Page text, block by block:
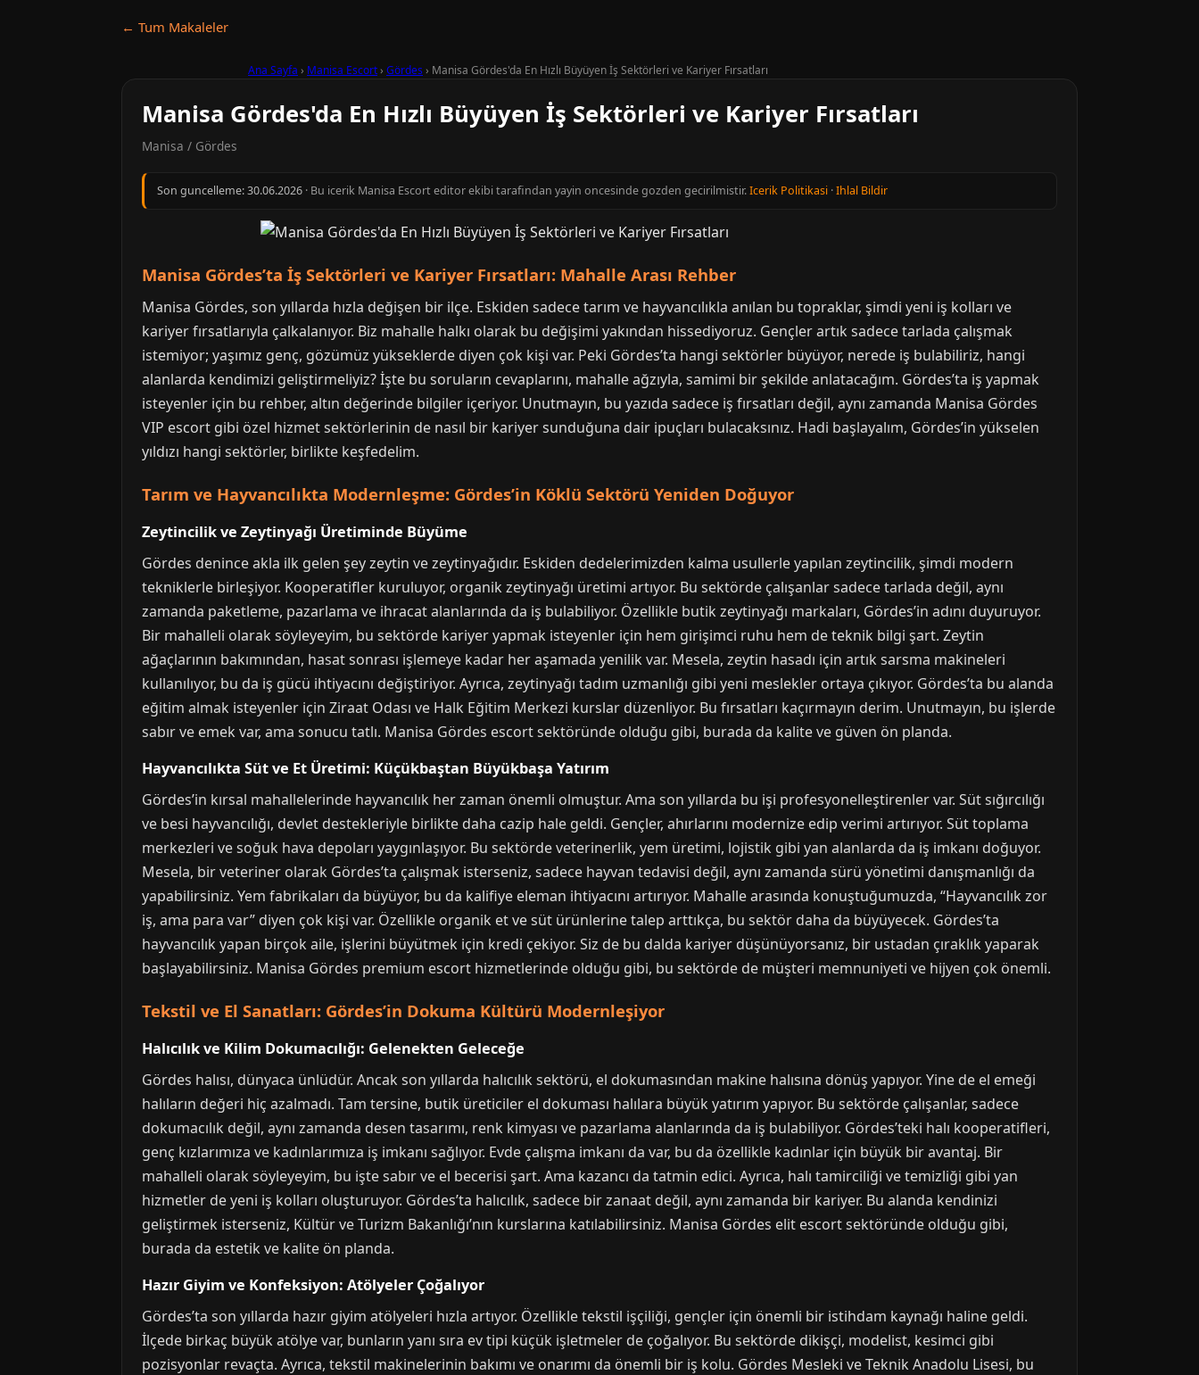
← Tum Makaleler
Ana Sayfa › Manisa Escort› Gördes › Manisa Gördes'da En Hızlı Büyüyen İş Sektörleri ve Kariyer Fırsatları
Manisa Gördes'da En Hızlı Büyüyen İş Sektörleri ve Kariyer Fırsatları
Manisa / Gördes
Son guncelleme:30.06.2026 · Bu icerik Manisa Escort editor ekibi tarafindan yayin oncesinde gozden gecirilmistir.Icerik Politikasi ·Ihlal Bildir
Manisa Gördes’ta İş Sektörleri ve Kariyer Fırsatları: Mahalle Arası Rehber
Manisa Gördes, son yıllarda hızla değişen bir ilçe. Eskiden sadece tarım ve hayvancılıkla anılan bu topraklar, şimdi yeni iş kolları ve
kariyer fırsatlarıyla çalkalanıyor. Biz mahalle halkı olarak bu değişimi yakından hissediyoruz. Gençler artık sadece tarlada çalışmak
istemiyor; yaşımız genç, gözümüz yükseklerde diyen çok kişi var. Peki Gördes’ta hangi sektörler büyüyor, nerede iş bulabiliriz, hangi
alanlarda kendimizi geliştirmeliyiz? İşte bu soruların cevaplarını, mahalle ağzıyla, samimi bir şekilde anlatacağım. Gördes’ta iş yapmak
isteyenler için bu rehber, altın değerinde bilgiler içeriyor. Unutmayın, bu yazıda sadece iş fırsatları değil, aynı zamanda Manisa Gördes
VIP escort gibi özel hizmet sektörlerinin de nasıl bir kariyer sunduğuna dair ipuçları bulacaksınız. Hadi başlayalım, Gördes’in yükselen
yıldızı hangi sektörler, birlikte keşfedelim.
Tarım ve Hayvancılıkta Modernleşme: Gördes’in Köklü Sektörü Yeniden Doğuyor
Zeytincilik ve Zeytinyağı Üretiminde Büyüme
Gördes denince akla ilk gelen şey zeytin ve zeytinyağıdır. Eskiden dedelerimizden kalma usullerle yapılan zeytincilik, şimdi modern
tekniklerle birleşiyor. Kooperatifler kuruluyor, organik zeytinyağı üretimi artıyor. Bu sektörde çalışanlar sadece tarlada değil, aynı
zamanda paketleme, pazarlama ve ihracat alanlarında da iş bulabiliyor. Özellikle butik zeytinyağı markaları, Gördes’in adını duyuruyor.
Bir mahalleli olarak söyleyeyim, bu sektörde kariyer yapmak isteyenler için hem girişimci ruhu hem de teknik bilgi şart. Zeytin
ağaçlarının bakımından, hasat sonrası işlemeye kadar her aşamada yenilik var. Mesela, zeytin hasadı için artık sarsma makineleri
kullanılıyor, bu da iş gücü ihtiyacını değiştiriyor. Ayrıca, zeytinyağı tadım uzmanlığı gibi yeni meslekler ortaya çıkıyor. Gördes’ta bu alanda
eğitim almak isteyenler için Ziraat Odası ve Halk Eğitim Merkezi kurslar düzenliyor. Bu fırsatları kaçırmayın derim. Unutmayın, bu işlerde
sabır ve emek var, ama sonucu tatlı. Manisa Gördes escort sektöründe olduğu gibi, burada da kalite ve güven ön planda.
Hayvancılıkta Süt ve Et Üretimi: Küçükbaştan Büyükbaşa Yatırım
Gördes’in kırsal mahallelerinde hayvancılık her zaman önemli olmuştur. Ama son yıllarda bu işi profesyonelleştirenler var. Süt sığırcılığı
ve besi hayvancılığı, devlet destekleriyle birlikte daha cazip hale geldi. Gençler, ahırlarını modernize edip verimi artırıyor. Süt toplama
merkezleri ve soğuk hava depoları yaygınlaşıyor. Bu sektörde veterinerlik, yem üretimi, lojistik gibi yan alanlarda da iş imkanı doğuyor.
Mesela, bir veteriner olarak Gördes’ta çalışmak isterseniz, sadece hayvan tedavisi değil, aynı zamanda sürü yönetimi danışmanlığı da
yapabilirsiniz. Yem fabrikaları da büyüyor, bu da kalifiye eleman ihtiyacını artırıyor. Mahalle arasında konuştuğumuzda, “Hayvancılık zor
iş, ama para var” diyen çok kişi var. Özellikle organik et ve süt ürünlerine talep arttıkça, bu sektör daha da büyüyecek. Gördes’ta
hayvancılık yapan birçok aile, işlerini büyütmek için kredi çekiyor. Siz de bu dalda kariyer düşünüyorsanız, bir ustadan çıraklık yaparak
başlayabilirsiniz. Manisa Gördes premium escort hizmetlerinde olduğu gibi, bu sektörde de müşteri memnuniyeti ve hijyen çok önemli.
Tekstil ve El Sanatları: Gördes’in Dokuma Kültürü Modernleşiyor
Halıcılık ve Kilim Dokumacılığı: Gelenekten Geleceğe
Gördes halısı, dünyaca ünlüdür. Ancak son yıllarda halıcılık sektörü, el dokumasından makine halısına dönüş yapıyor. Yine de el emeği
halıların değeri hiç azalmadı. Tam tersine, butik üreticiler el dokuması halılara büyük yatırım yapıyor. Bu sektörde çalışanlar, sadece
dokumacılık değil, aynı zamanda desen tasarımı, renk kimyası ve pazarlama alanlarında da iş bulabiliyor. Gördes’teki halı kooperatifleri,
genç kızlarımıza ve kadınlarımıza iş imkanı sağlıyor. Evde çalışma imkanı da var, bu da özellikle kadınlar için büyük bir avantaj. Bir
mahalleli olarak söyleyeyim, bu işte sabır ve el becerisi şart. Ama kazancı da tatmin edici. Ayrıca, halı tamirciliği ve temizliği gibi yan
hizmetler de yeni iş kolları oluşturuyor. Gördes’ta halıcılık, sadece bir zanaat değil, aynı zamanda bir kariyer. Bu alanda kendinizi
geliştirmek isterseniz, Kültür ve Turizm Bakanlığı’nın kurslarına katılabilirsiniz. Manisa Gördes elit escort sektöründe olduğu gibi,
burada da estetik ve kalite ön planda.
Hazır Giyim ve Konfeksiyon: Atölyeler Çoğalıyor
Gördes’ta son yıllarda hazır giyim atölyeleri hızla artıyor. Özellikle tekstil işçiliği, gençler için önemli bir istihdam kaynağı haline geldi.
İlçede birkaç büyük atölye var, bunların yanı sıra ev tipi küçük işletmeler de çoğalıyor. Bu sektörde dikişçi, modelist, kesimci gibi
pozisyonlar revaçta. Ayrıca, tekstil makinelerinin bakımı ve onarımı da önemli bir iş kolu. Gördes Mesleki ve Teknik Anadolu Lisesi, bu